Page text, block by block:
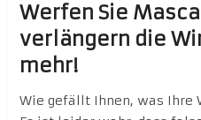
Werfen Sie
verlängern die
mehr!
Wie gefällt Ihnen, was Ihre